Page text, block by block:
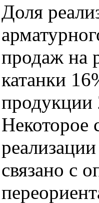
Доля
продаж на
катанки
продукции
Некоторое
связано с